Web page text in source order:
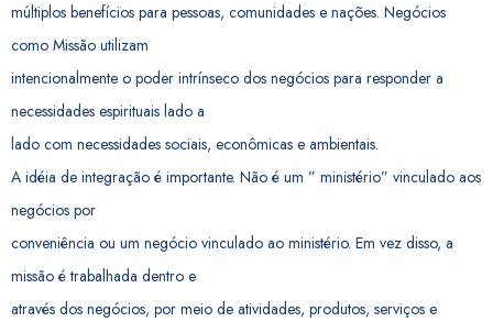
múltiplos benefícios para pessoas, comunidades e nações. Negócios
como Missão utilizam
intencionalmente o poder intrínseco dos negócios para responder a
necessidades espirituais lado a
lado com necessidades sociais, econômicas e ambientais.
A idéia de integração é importante. Não é um ” ministério” vinculado aos
negócios por
conveniência ou um negócio vinculado ao ministério. Em vez disso, a
missão é trabalhada dentro e
através dos negócios, por meio de atividades, produtos, serviços e